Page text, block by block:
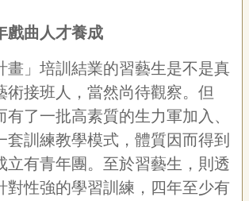
戲曲人才養成
畫」培訓結業的習藝生是不是真
術接班人，當然尚待觀察。但
有了一批高素質的生力軍加入、
套訓練教學模式，體質因而得到
立有青年團。至於習藝生，則透
對性強的學習訓練，四年至少有